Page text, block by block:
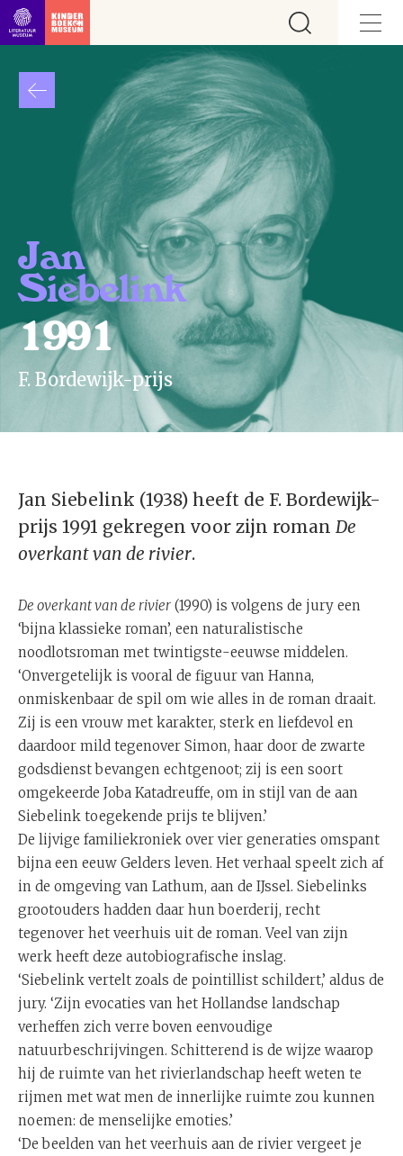
Ga direct naar inhoud
Jan
Siebelink
1991
F. Bordewijk-prijs
Jan Siebelink (1938) heeft de F. Bordewijk-
prijs 1991 gekregen voor zijn roman De
overkant van de rivier.
De overkant van de rivier (1990) is volgens de jury een
‘bijna klassieke roman’, een naturalistische
noodlotsroman met twintigste-eeuwse middelen.
‘Onvergetelijk is vooral de figuur van Hanna,
onmiskenbaar de spil om wie alles in de roman draait.
Zij is een vrouw met karakter, sterk en liefdevol en
daardoor mild tegenover Simon, haar door de zwarte
godsdienst bevangen echtgenoot; zij is een soort
omgekeerde Joba Katadreuffe, om in stijl van de aan
Siebelink toegekende prijs te blijven.’
De lijvige familiekroniek over vier generaties omspant
bijna een eeuw Gelders leven. Het verhaal speelt zich af
in de omgeving van Lathum, aan de IJssel. Siebelinks
grootouders hadden daar hun boerderij, recht
tegenover het veerhuis uit de roman. Veel van zijn
werk heeft deze autobiografische inslag.
‘Siebelink vertelt zoals de pointillist schildert,’ aldus de
jury. ‘Zijn evocaties van het Hollandse landschap
verheffen zich verre boven eenvoudige
natuurbeschrijvingen. Schitterend is de wijze waarop
hij de ruimte van het rivierlandschap heeft weten te
rijmen met wat men de innerlijke ruimte zou kunnen
noemen: de menselijke emoties.’
‘De beelden van het veerhuis aan de rivier vergeet je